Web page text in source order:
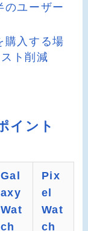
のユーザー
購入する場
ト削減
イント
Gal
axy
Wat
ch
Pix
el
Wat
ch